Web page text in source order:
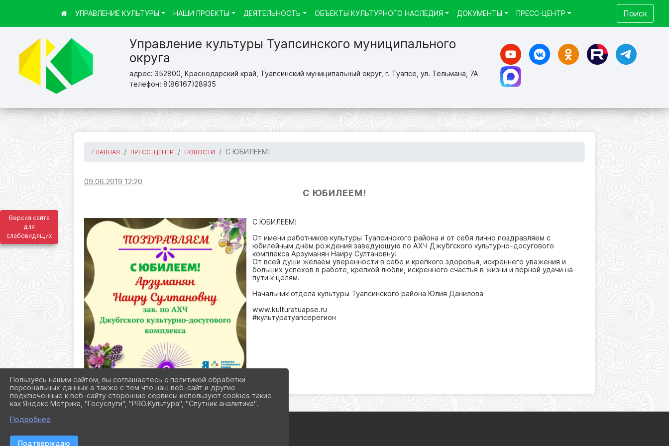
Версия сайта
для
слабовидящих
Управление культуры Туапсинского муниципального
округа
адрес: 352800, Краснодарский край, Туапсинский муниципальный округ, г. Туапсе, ул. Тельмана, 7А
телефон: 8(86167)28935
УПРАВЛЕНИЕ КУЛЬТУРЫ НАШИ ПРОЕКТЫ ДЕЯТЕЛЬНОСТЬ ОБЪЕКТЫ КУЛЬТУРНОГО НАСЛЕДИЯ ДОКУМЕНТЫ ПРЕСС-ЦЕНТР Поиск
ГЛАВНАЯ ПРЕСС-ЦЕНТР НОВОСТИ С ЮБИЛЕЕМ!
09.06.2019 12:20
С ЮБИЛЕЕМ!
С ЮБИЛЕЕМ!
От имени работников культуры Туапсинского района и от себя лично поздравляем с
юбилейным днём рождения заведующую по АХЧ Джубгского культурно-досугового
комплекса Арзуманян Наиру Султановну!
От всей души желаем уверенности в себе и крепкого здоровья, искреннего уважения и
больших успехов в работе, крепкой любви, искреннего счастья в жизни и верной удачи на
пути к целям.
Начальник отдела культуры Туапсинского района Юлия Данилова
www.kulturatuapse.ru
#культуратуапсерегион
Пользуясь нашим сайтом, вы соглашаетесь с политикой обработки
персональных данных а также с тем что наш веб-сайт и другие
подключенные к веб-сайту сторонние сервисы используют cookies такие
как Яндекс Метрика, "Госуслуги", "PRO.Культура", "Спутник аналитика".
Подробнее
Подтверждаю